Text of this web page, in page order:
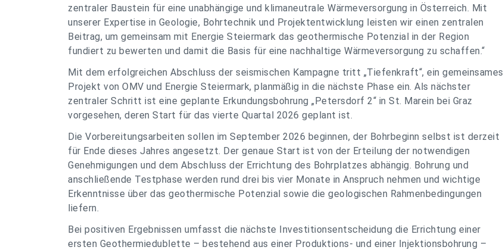
zentraler Baustein für eine unabhängige und klimaneutrale Wärmeversorgung in Österreich. Mit
unserer Expertise in Geologie, Bohrtechnik und Projektentwicklung leisten wir einen zentralen
Beitrag, um gemeinsam mit Energie Steiermark das geothermische Potenzial in der Region
fundiert zu bewerten und damit die Basis für eine nachhaltige Wärmeversorgung zu schaffen.“
Mit dem erfolgreichen Abschluss der seismischen Kampagne tritt „Tiefenkraft“, ein gemeinsames
Projekt von OMV und Energie Steiermark, planmäßig in die nächste Phase ein. Als nächster
zentraler Schritt ist eine geplante Erkundungsbohrung „Petersdorf 2“ in St. Marein bei Graz
vorgesehen, deren Start für das vierte Quartal 2026 geplant ist.
Die Vorbereitungsarbeiten sollen im September 2026 beginnen, der Bohrbeginn selbst ist derzeit
für Ende dieses Jahres angesetzt. Der genaue Start ist von der Erteilung der notwendigen
Genehmigungen und dem Abschluss der Errichtung des Bohrplatzes abhängig. Bohrung und
anschließende Testphase werden rund drei bis vier Monate in Anspruch nehmen und wichtige
Erkenntnisse über das geothermische Potenzial sowie die geologischen Rahmenbedingungen
liefern.
Bei positiven Ergebnissen umfasst die nächste Investitionsentscheidung die Errichtung einer
ersten Geothermiedublette – bestehend aus einer Produktions- und einer Injektionsbohrung –